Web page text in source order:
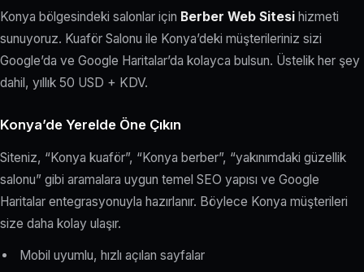
Konya bölgesindeki salonlar için Berber Web Sitesi hizmeti
sunuyoruz. Kuaför Salonu ile Konya’deki müşterileriniz sizi
Google’da ve Google Haritalar’da kolayca bulsun. Üstelik her şey
dahil, yıllık 50 USD + KDV.
Konya’de Yerelde Öne Çıkın
Siteniz, “Konya kuaför”, “Konya berber”, “yakınımdaki güzellik
salonu” gibi aramalara uygun temel SEO yapısı ve Google
Haritalar entegrasyonuyla hazırlanır. Böylece Konya müşterileri
size daha kolay ulaşır.
Mobil uyumlu, hızlı açılan sayfalar